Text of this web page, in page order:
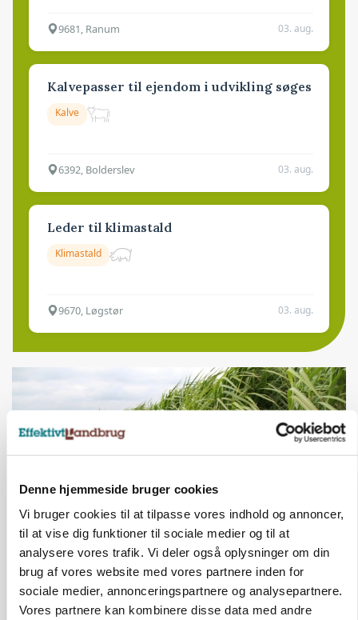
Denne hjemmeside bruger cookies
Vi bruger cookies til at tilpasse vores indhold og annoncer,
til at vise dig funktioner til sociale medier og til at
analysere vores trafik. Vi deler også oplysninger om din
brug af vores website med vores partnere inden for
sociale medier, annonceringspartnere og analysepartnere.
Vores partnere kan kombinere disse data med andre
9681, Ranum 03. aug.
Kalvepasser til ejendom i udvikling søges
Kalve
6392, Bolderslev 03. aug.
Leder til klimastald
Klimastald
9670, Løgstør 03. aug.
ARRANGEMENT
Markvandring sætter fokus på elefantgræs